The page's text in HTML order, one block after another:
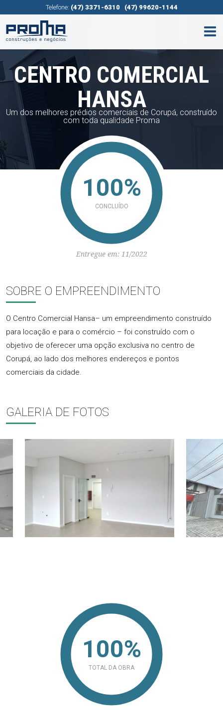
Telefone: (47) 3371-6310 (47) 99620-1144
CENTRO COMERCIAL
HANSA
Um dos melhores prédios comerciais de Corupá, construído
com toda qualidade Proma
100%
CONCLUÍDO
Entregue em: 11/2022
SOBRE O EMPREENDIMENTO
O Centro Comercial Hansa– um empreendimento construído
para locação e para o comércio – foi construído com o
objetivo de oferecer uma opção exclusiva no centro de
Corupá, ao lado dos melhores endereços e pontos
comerciais da cidade.
GALERIA DE FOTOS
100%
TOTAL DA OBRA